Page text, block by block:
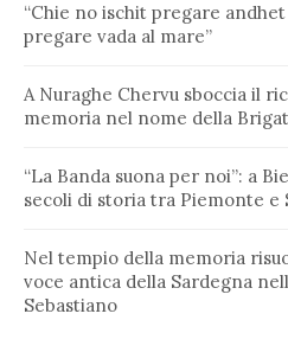
“Chie no ischit pregare
pregare vada al mare”
A Nuraghe Chervu sboccia il
memoria nel nome della
“La Banda suona per noi”: a
secoli di storia tra Piemonte e
Nel tempio della memoria
voce antica della Sardegna
Sebastiano